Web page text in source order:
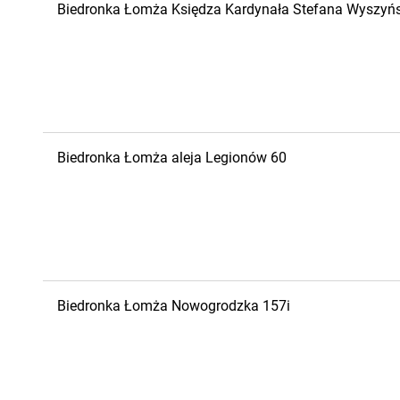
Biedronka Łomża Księdza Kardynała Stefana
Biedronka Łomża aleja Legionów 60
Biedronka Łomża Nowogrodzka 157i